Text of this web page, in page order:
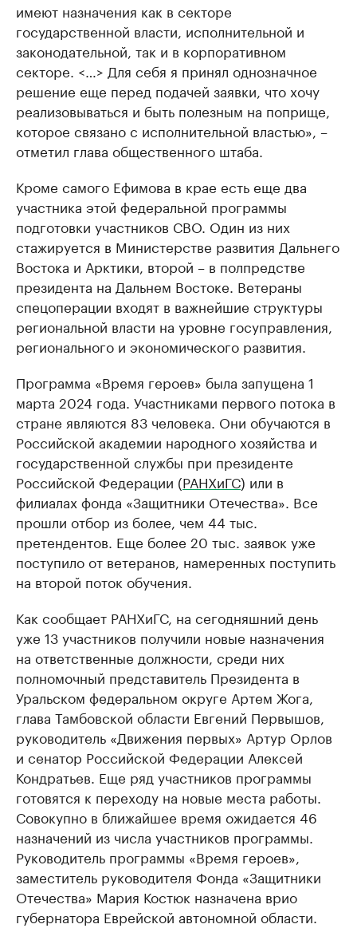
имеют назначения как в секторе
государственной власти, исполнительной и
законодательной, так и в корпоративном
секторе. <…> Для себя я принял однозначное
решение еще перед подачей заявки, что хочу
реализовываться и быть полезным на поприще,
которое связано с исполнительной властью», –
отметил глава общественного штаба.
Кроме самого Ефимова в крае есть еще два
участника этой федеральной программы
подготовки участников СВО. Один из них
стажируется в Министерстве развития Дальнего
Востока и Арктики, второй – в полпредстве
президента на Дальнем Востоке. Ветераны
спецоперации входят в важнейшие структуры
региональной власти на уровне госуправления,
регионального и экономического развития.
Программа «Время героев» была запущена 1
марта 2024 года. Участниками первого потока в
стране являются 83 человека. Они обучаются в
Российской академии народного хозяйства и
государственной службы при президенте
Российской Федерации (РАНХиГС) или в
филиалах фонда «Защитники Отечества». Все
прошли отбор из более, чем 44 тыс.
претендентов. Еще более 20 тыс. заявок уже
поступило от ветеранов, намеренных поступить
на второй поток обучения.
Как сообщает РАНХиГС, на сегодняшний день
уже 13 участников получили новые назначения
на ответственные должности, среди них
полномочный представитель Президента в
Уральском федеральном округе Артем Жога,
глава Тамбовской области Евгений Первышов,
руководитель «Движения первых» Артур Орлов
и сенатор Российской Федерации Алексей
Кондратьев. Еще ряд участников программы
готовятся к переходу на новые места работы.
Совокупно в ближайшее время ожидается 46
назначений из числа участников программы.
Руководитель программы «Время героев»,
заместитель руководителя Фонда «Защитники
Отечества» Мария Костюк назначена врио
губернатора Еврейской автономной области.